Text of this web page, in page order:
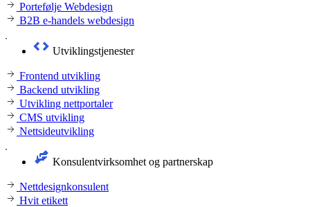
Portefølje Webdesign
B2B e-handels webdesign
Utviklingstjenester
Frontend utvikling
Backend utvikling
Utvikling nettportaler
CMS utvikling
Nettsideutvikling
Konsulentvirksomhet og partnerskap
Nettdesignkonsulent
Hvit etikett